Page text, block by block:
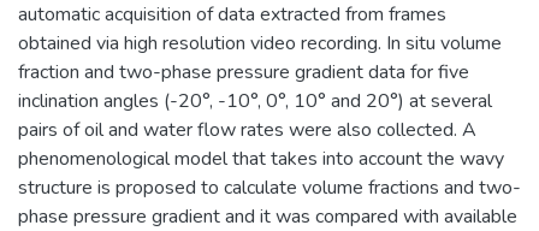
automatic acquisition of data extracted from frames
obtained via high resolution video recording. In situ volume
fraction and two-phase pressure gradient data for five
inclination angles (-20°, -10°, 0°, 10° and 20°) at several
pairs of oil and water flow rates were also collected. A
phenomenological model that takes into account the wavy
structure is proposed to calculate volume fractions and two-
phase pressure gradient and it was compared with available